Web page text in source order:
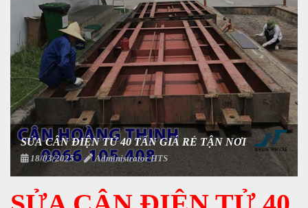
SỬA CÂN ĐIỆN TỬ 40 TẤN GIÁ RẺ TẬN NƠI
18/03/2025 Administrator HTS